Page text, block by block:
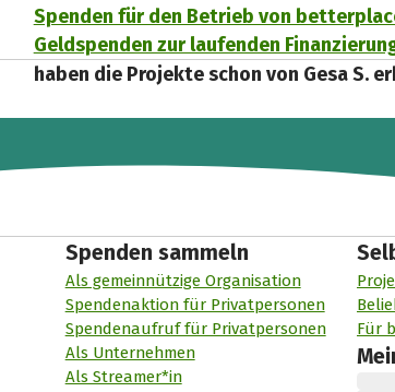
Spenden für den Betrieb von
Geldspenden zur laufenden
haben die Projekte schon von Gesa S.
Spenden sammeln
Als gemeinnützige Organisation
Spendenaktion für Privatpersonen
Spendenaufruf für Privatpersonen
Als Unternehmen
Als Streamer*in
Für